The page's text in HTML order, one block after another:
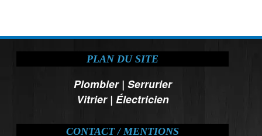
PLAN DU SITE
Plombier| Serrurier
Vitrier| Électricien
CONTACT / MENTIONS